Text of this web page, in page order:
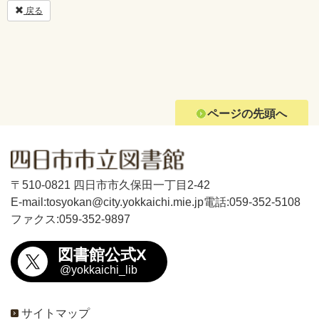
戻る
ページの先頭へ
〒510-0821 四日市市久保田一丁目2-42
E-mail:tosyokan@city.yokkaichi.mie.jp電話:059-352-5108
ファクス:059-352-9897
図書館公式X
@yokkaichi_lib
サイトマップ